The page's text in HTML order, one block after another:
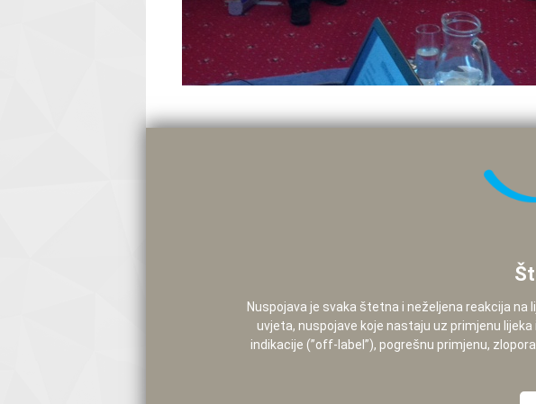
Nuspojava je svaka štetna i neželjena reakcija
uvjeta, nuspojave koje nastaju uz primjenu
indikacije (”off-label”), pogrešnu primjenu,